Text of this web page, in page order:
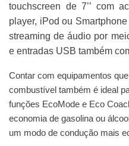
touchscreen de 7’’ com
player, iPod ou
streaming de áudio por
e entradas USB também
Contar com equipamentos
combustível também é ideal
funções EcoMode e Eco
economia de gasolina ou
um modo de condução mais